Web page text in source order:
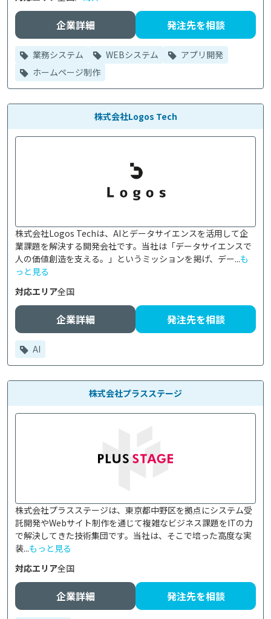
企業詳細 発注先を相談
業務システム WEBシステム
アプリ開発
ホームページ制作
株式会社Logos Tech
株式会社Logos Techは、AIとデータサイエンスを活用して企
業課題を解決する開発会社です。当社は「データサイエンスで
人の価値創造を支える。」というミッションを掲げ、デー...も
っと見る
対応エリア全国
企業詳細 発注先を相談
AI
株式会社プラスステージ
株式会社プラスステージは、東京都中野区を拠点にシステム受
託開発やWebサイト制作を通じて複雑なビジネス課題をITの力
で解決してきた技術集団です。当社は、そこで培った高度な実
装...もっと見る
対応エリア全国
企業詳細 発注先を相談